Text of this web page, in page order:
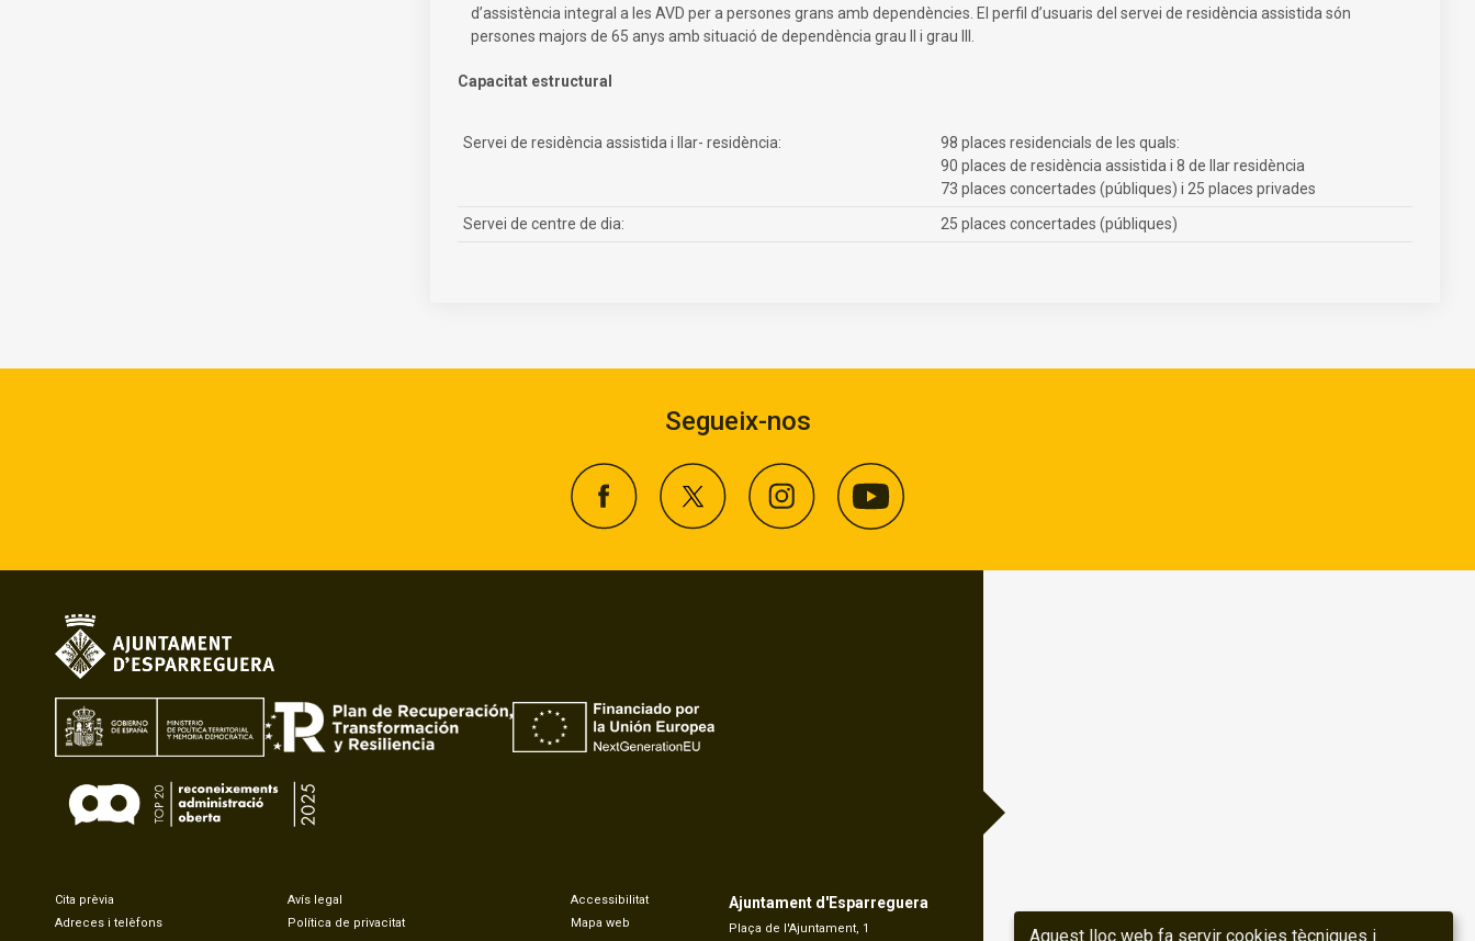
d’assistència integral a les AVD per a persones grans amb dependències. El perfil d’usuaris del servei de residència assistida són
persones majors de 65 anys amb situació de dependència grau II i grau III.
Capacitat estructural
Servei de residència assistida i llar- residència:
98 places residencials de les quals:
90 places de residència assistida i 8 de llar residència
73 places concertades (públiques) i 25 places privades
Servei de centre de dia:
25 places concertades (públiques)
Segueix-nos
Cita prèvia
Adreces i telèfons
Avís legal
Política de privacitat
Accessibilitat
Mapa web
Ajuntament d'Esparreguera
Plaça de l'Ajuntament, 1 Aquest lloc web fa servir cookies tècniques i